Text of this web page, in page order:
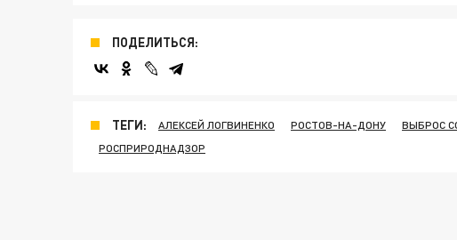
ПОДЕЛИТЬСЯ:
ТЕГИ: АЛЕКСЕЙ ЛОГВИНЕНКО РОСТОВ-НА-ДОНУ ВЫБРОС
РОСПРИРОДНАДЗОР